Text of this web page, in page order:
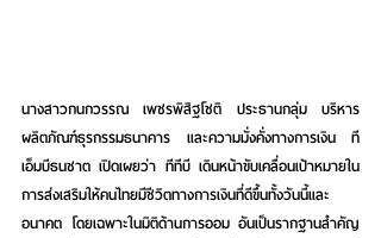
นางสาวกนกวรรณ เพชรพิสิฐโชติ ประธานกลุ่ม บริหาร
ผลิตภัณฑ์ธุรกรรมธนาคาร และความมั่งคั่งทางการเงิน ที
เอ็มบีธนชาต เปิดเผยว่า ทีทีบี เดินหน้าขับเคลื่อนเป้าหมายใน
การส่งเสริมให้คนไทยมีชีวิตทางการเงินที่ดีขึ้นทั้งวันนี้และ
อนาคต โดยเฉพาะในมิติด้านการออม อันเป็นรากฐานสำคัญ